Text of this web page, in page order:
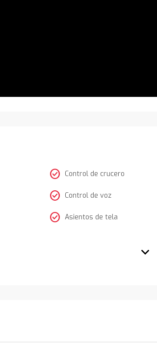
check_circle Control de crucero
check_circle Control de voz
check_circle Asientos de tela